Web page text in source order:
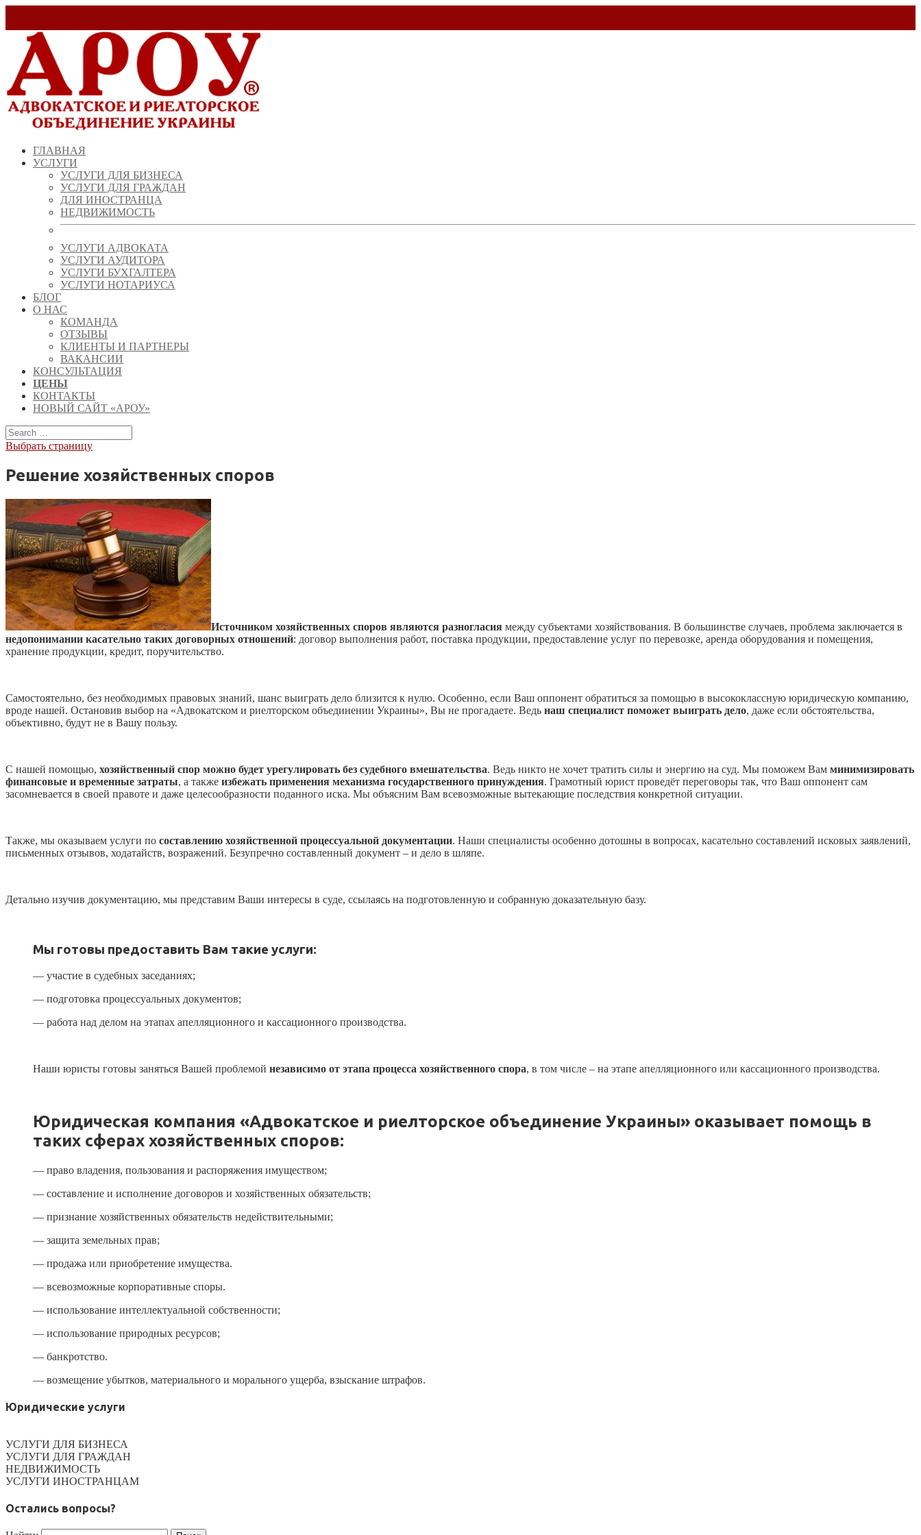
ГЛАВНАЯ
УСЛУГИ
УСЛУГИ ДЛЯ БИЗНЕСА
УСЛУГИ ДЛЯ ГРАЖДАН
ДЛЯ ИНОСТРАНЦА
НЕДВИЖИМОСТЬ
УСЛУГИ АДВОКАТА
УСЛУГИ АУДИТОРА
УСЛУГИ БУХГАЛТЕРА
УСЛУГИ НОТАРИУСА
БЛОГ
О НАС
КОМАНДА
ОТЗЫВЫ
КЛИЕНТЫ И ПАРТНЕРЫ
ВАКАНСИИ
КОНСУЛЬТАЦИЯ
ЦЕНЫ
КОНТАКТЫ
НОВЫЙ САЙТ «АРОУ»
Выбрать страницу
Решение хозяйственных споров
Источником хозяйственных споров являются разногласия между субъектами хозяйствования. В большинстве случаев, проблема заключается в
недопонимании касательно таких договорных отношений: договор выполнения работ, поставка продукции, предоставление услуг по перевозке, аренда оборудования и помещения,
хранение продукции, кредит, поручительство.
Самостоятельно, без необходимых правовых знаний, шанс выиграть дело близится к нулю. Особенно, если Ваш оппонент обратиться за помощью в высококлассную юридическую компанию,
вроде нашей. Остановив выбор на «Адвокатском и риелторском объединении Украины», Вы не прогадаете. Ведь наш специалист поможет выиграть дело, даже если обстоятельства,
объективно, будут не в Вашу пользу.
С нашей помощью, хозяйственный спор можно будет урегулировать без судебного вмешательства. Ведь никто не хочет тратить силы и энергию на суд. Мы поможем Вам минимизировать
финансовые и временные затраты, а также избежать применения механизма государственного принуждения. Грамотный юрист проведёт переговоры так, что Ваш оппонент сам
засомневается в своей правоте и даже целесообразности поданного иска. Мы объясним Вам всевозможные вытекающие последствия конкретной ситуации.
Также, мы оказываем услуги по составлению хозяйственной процессуальной документации. Наши специалисты особенно дотошны в вопросах, касательно составлений исковых заявлений,
письменных отзывов, ходатайств, возражений. Безупречно составленный документ – и дело в шляпе.
Детально изучив документацию, мы представим Ваши интересы в суде, ссылаясь на подготовленную и собранную доказательную базу.
Мы готовы предоставить Вам такие услуги:
— участие в судебных заседаниях;
— подготовка процессуальных документов;
— работа над делом на этапах апелляционного и кассационного производства.
Наши юристы готовы заняться Вашей проблемой независимо от этапа процесса хозяйственного спора, в том числе – на этапе апелляционного или кассационного производства.
Юридическая компания «Адвокатское и риелторское объединение Украины» оказывает помощь в
таких сферах хозяйственных споров:
— право владения, пользования и распоряжения имуществом;
— составление и исполнение договоров и хозяйственных обязательств;
— признание хозяйственных обязательств недействительными;
— защита земельных прав;
— продажа или приобретение имущества.
— всевозможные корпоративные споры.
— использование интеллектуальной собственности;
— использование природных ресурсов;
— банкротство.
— возмещение убытков, материального и морального ущерба, взыскание штрафов.
Юридические услуги
УСЛУГИ ДЛЯ БИЗНЕСА
УСЛУГИ ДЛЯ ГРАЖДАН
НЕДВИЖИМОСТЬ
УСЛУГИ ИНОСТРАНЦАМ
Остались вопросы?